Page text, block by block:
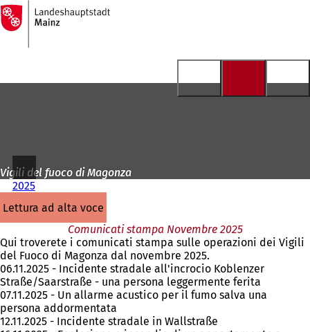
Vai al contenuto
Alla
pagina
iniziale
Vigili del fuoco di Magonza
2025
lettura ad alta voce
Comunicati stampa Novembre 2025
Qui troverete i comunicati stampa sulle operazioni dei Vigili
del Fuoco di Magonza dal novembre 2025.
06.11.2025 - Incidente stradale all'incrocio Koblenzer
Straße/Saarstraße - una persona leggermente ferita
07.11.2025 - Un allarme acustico per il fumo salva una
persona addormentata
12.11.2025 - Incidente stradale in Wallstraße